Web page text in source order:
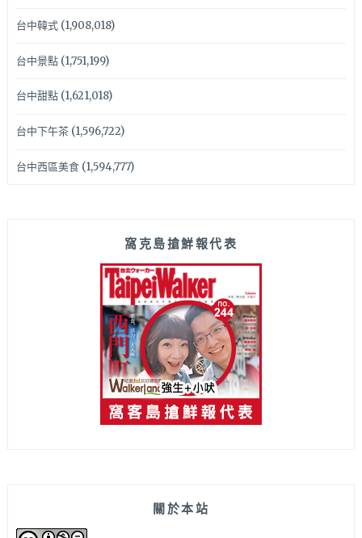
台中韓式(1,908,018)
台中景點(1,751,199)
台中甜點(1,621,018)
台中下午茶(1,596,722)
台中西區美食(1,594,777)
窩克島搶鮮報代表
關於本站